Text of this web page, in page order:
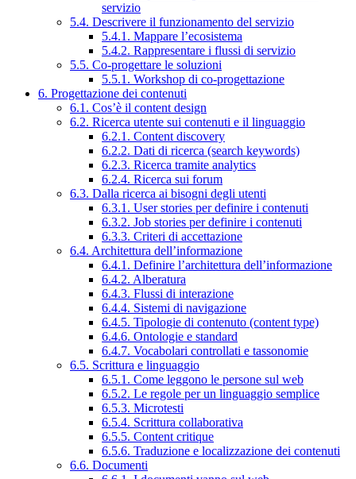
servizio
5.4. Descrivere il funzionamento del servizio
5.4.1. Mappare l’ecosistema
5.4.2. Rappresentare i flussi di servizio
5.5. Co-progettare le soluzioni
5.5.1. Workshop di co-progettazione
6. Progettazione dei contenuti
6.1. Cos’è il content design
6.2. Ricerca utente sui contenuti e il linguaggio
6.2.1. Content discovery
6.2.2. Dati di ricerca (search keywords)
6.2.3. Ricerca tramite analytics
6.2.4. Ricerca sui forum
6.3. Dalla ricerca ai bisogni degli utenti
6.3.1. User stories per definire i contenuti
6.3.2. Job stories per definire i contenuti
6.3.3. Criteri di accettazione
6.4. Architettura dell’informazione
6.4.1. Definire l’architettura dell’informazione
6.4.2. Alberatura
6.4.3. Flussi di interazione
6.4.4. Sistemi di navigazione
6.4.5. Tipologie di contenuto (content type)
6.4.6. Ontologie e standard
6.4.7. Vocabolari controllati e tassonomie
6.5. Scrittura e linguaggio
6.5.1. Come leggono le persone sul web
6.5.2. Le regole per un linguaggio semplice
6.5.3. Microtesti
6.5.4. Scrittura collaborativa
6.5.5. Content critique
6.5.6. Traduzione e localizzazione dei contenuti
6.6. Documenti